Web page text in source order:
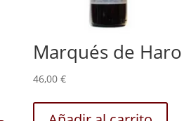
Marqués de Haro
46,00 €